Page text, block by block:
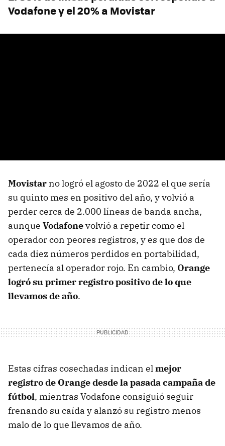
Vodafone y el 20% a Movistar
Movistar no logró el agosto de 2022 el que sería
su quinto mes en positivo del año, y volvió a
perder cerca de 2.000 líneas de banda ancha,
aunque Vodafonevolvió a repetir como el
operador con peores registros, y es que dos de
cada diez números perdidos en portabilidad,
pertenecía al operador rojo. En cambio, Orange
logró su primer registro positivo de lo que
llevamos de año.
Estas cifras cosechadas indican el mejor
registro de Orange desde la pasada campaña de
fútbol, mientras Vodafone consiguió seguir
frenando su caída y alanzó su registro menos
malo de lo que llevamos de año.